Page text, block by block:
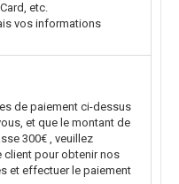
etc.
vos informations
de paiement ci-dessus
et que le montant de
300€ , veuillez
client pour obtenir nos
et effectuer le paiement